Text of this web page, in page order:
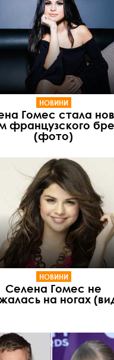
НОВИНИ
Гомес стала
французского
(фото)
НОВИНИ
Селена Гомес не
на ногах